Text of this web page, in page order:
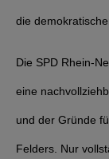
die
Die SPD Rhein-
eine
und der Gründe
Felders. Nur